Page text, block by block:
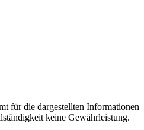
für die dargestellten Informationen
keine Gewährleistung.